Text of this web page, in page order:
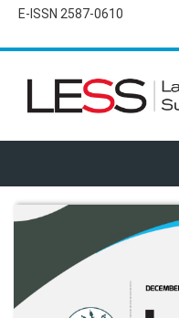
E-ISSN 2587-0610